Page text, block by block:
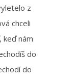
z
chceli
keď nám
do
do